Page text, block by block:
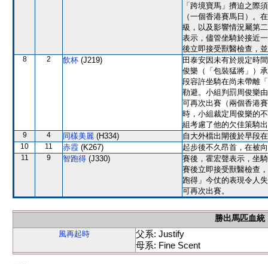
「跨境寶馬」擠迫之際
（一個香港賽馬日）。
級，以及影響情況屬第
表示，儘管坐騎於接近
後立即接受獸醫檢查，
8 2 飲杯 (J219)
田泰安因未有於規定時
俊樂（「包裝猛將」）
段容許坐騎在尚未帶離
勒避。小組判罰周俊樂
可再次出賽（兩個香港
時，小組裁定周俊樂的
組考慮了他的欠佳策騎
9 4 同樣美麗 (H334) 自大外檔出閘後於早段
10 11 赤霞 (K267) 起步後不久昂首，在被
11 9 智跑得 (J330)
賽後，霍宏聲表示，坐
賽後立即接受獸醫檢查
跑得」今仗的表現令人
可再次出賽。
勝出馬匹血統
風再起時
父系: Justify
母系: Fine Scent